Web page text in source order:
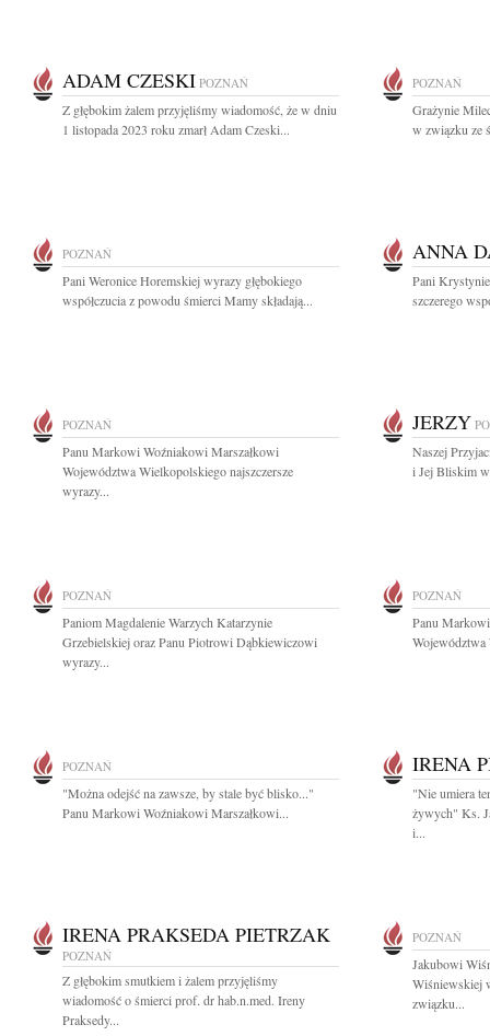
ADAM CZESKI POZNAŃ
Z głębokim żalem przyjęliśmy wiadomość, że w dniu
1 listopada 2023 roku zmarł Adam Czeski...
POZNAŃ
Grażynie
w związku ze
POZNAŃ
Pani Weronice Horemskiej wyrazy głębokiego
współczucia z powodu śmierci Mamy składają...
ANNA
Pani
szczerego
POZNAŃ
Panu Markowi Woźniakowi Marszałkowi
Województwa Wielkopolskiego najszczersze
wyrazy...
JERZY
Naszej
i Jej Bliskim
POZNAŃ
Paniom Magdalenie Warzych Katarzynie
Grzebielskiej oraz Panu Piotrowi Dąbkiewiczowi
wyrazy...
POZNAŃ
Panu
Województwa
POZNAŃ
"Można odejść na zawsze, by stale być blisko..."
Panu Markowi Woźniakowi Marszałkowi...
IRENA
"Nie umiera
żywych" Ks.
i...
IRENA PRAKSEDA PIETRZAK
POZNAŃ
Z głębokim smutkiem i żalem przyjęliśmy
wiadomość o śmierci prof. dr hab.n.med. Ireny
Praksedy...
POZNAŃ
Jakubowi
Wiśniewskiej
związku...